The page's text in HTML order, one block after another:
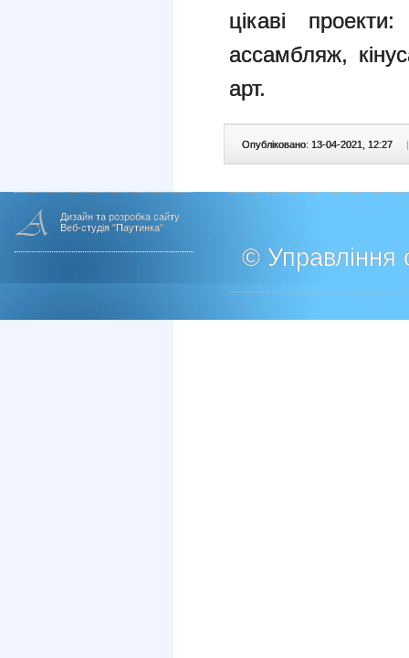
цікаві
ассамбляж,
арт.
Опубліковано: 13-04-2021, 12:27 |
Дизайн та розробка сайту
Веб-студія "Паутинка"
© Управління